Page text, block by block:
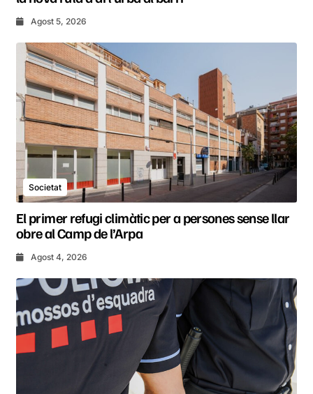
Agost 5, 2026
Societat
El primer refugi climàtic per a persones sense llar
obre al Camp de l’Arpa
Agost 4, 2026